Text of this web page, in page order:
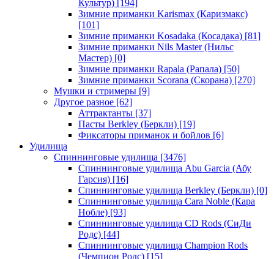
Культур) [194]
Зимние приманки Karismax (Каризмакс)
[101]
Зимние приманки Kosadaka (Косадака) [81]
Зимние приманки Nils Master (Нильс
Мастер) [0]
Зимние приманки Rapala (Рапала) [50]
Зимние приманки Scorana (Скорана) [270]
Мушки и стримеры [9]
Другое разное [62]
Аттрактанты [37]
Пасты Berkley (Беркли) [19]
Фиксаторы приманок и бойлов [6]
Удилища
Спиннинговые удилища [3476]
Спиннинговые удилища Abu Garcia (Абу
Гарсия) [16]
Спиннинговые удилища Berkley (Беркли) [0]
Спиннинговые удилища Cara Noble (Кара
Нобле) [93]
Спиннинговые удилища CD Rods (СиДи
Родс) [44]
Спиннинговые удилища Champion Rods
(Чемпион Родс) [15]